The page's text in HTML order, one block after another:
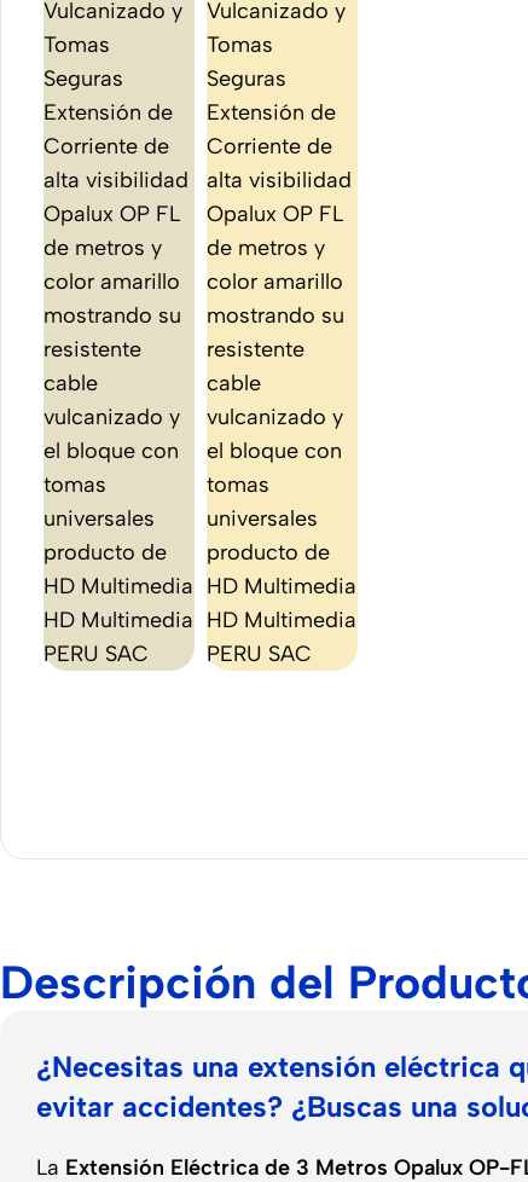
Accesorios
Para
Celular
Adaptadores
para Celular
o Tableta
Cables
USB &
USB-C
Cargadores
Rápidos
Cargadores
de Celular
para el
Auto
Bank
Accesorios
Celular
o
Tablet
ver todo
Descripción del
¿Necesitas una extensión eléctrica
evitar accidentes? ¿Buscas una
La Extensión Eléctrica de 3 Metros Opalux OP-